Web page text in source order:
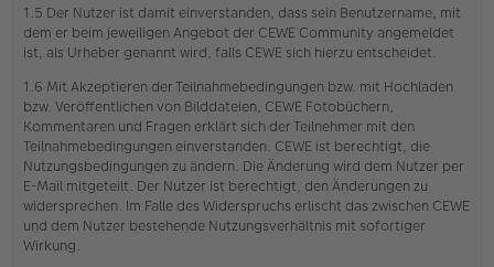
1.5 Der Nutzer ist damit einverstanden, dass sein Benutzername, mit
dem er beim jeweiligen Angebot der CEWE Community angemeldet
ist, als Urheber genannt wird, falls CEWE sich hierzu entscheidet.
1.6 Mit Akzeptieren der Teilnahmebedingungen bzw. mit Hochladen
bzw. Veröffentlichen von Bilddateien, CEWE Fotobüchern,
Kommentaren und Fragen erklärt sich der Teilnehmer mit den
Teilnahmebedingungen einverstanden. CEWE ist berechtigt, die
Nutzungsbedingungen zu ändern. Die Änderung wird dem Nutzer per
E-Mail mitgeteilt. Der Nutzer ist berechtigt, den Änderungen zu
widersprechen. Im Falle des Widerspruchs erlischt das zwischen CEWE
und dem Nutzer bestehende Nutzungsverhältnis mit sofortiger
Wirkung.